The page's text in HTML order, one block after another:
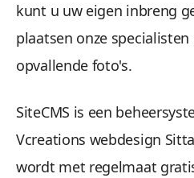
kunt u uw eigen inbreng
plaatsen onze
opvallende foto's.
SiteCMS is een
Vcreations webdesign
wordt met regelmaat